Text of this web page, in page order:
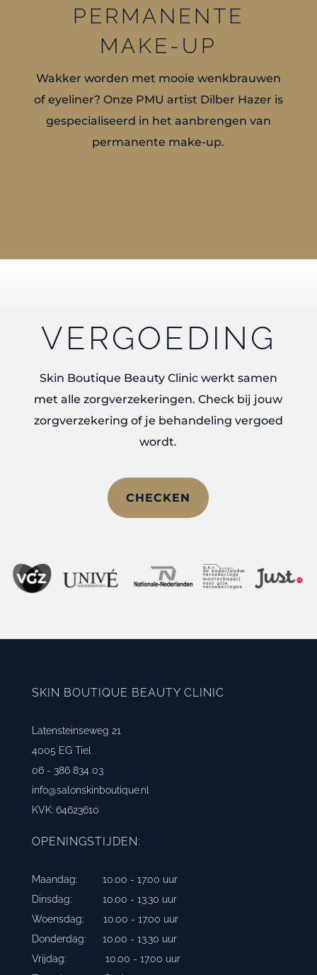
PERMANENTE
MAKE-UP
Wakker worden met mooie wenkbrauwen
of eyeliner? Onze PMU artist Dilber Hazer is
gespecialiseerd in het aanbrengen van
permanente make-up.
VERGOEDING
Skin Boutique Beauty Clinic werkt samen
met alle zorgverzekeringen. Check bij jouw
zorgverzekering of je behandeling vergoed
wordt.
CHECKEN
SKIN BOUTIQUE BEAUTY CLINIC
Latensteinseweg 21
4005 EG Tiel
06 - 386 834 03
info@salonskinboutique.nl
KVK: 64623610
OPENINGSTIJDEN:
Maandag: 10.00 - 17.00 uur
Dinsdag: 10.00 - 13.30 uur
Woensdag: 10.00 - 17.00 uur
Donderdag: 10.00 - 13.30 uur
Vrijdag: 10.00 - 17.00 uur